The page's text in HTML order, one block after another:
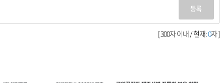
등록
[ 300자 이내 / 현재:0자 ]